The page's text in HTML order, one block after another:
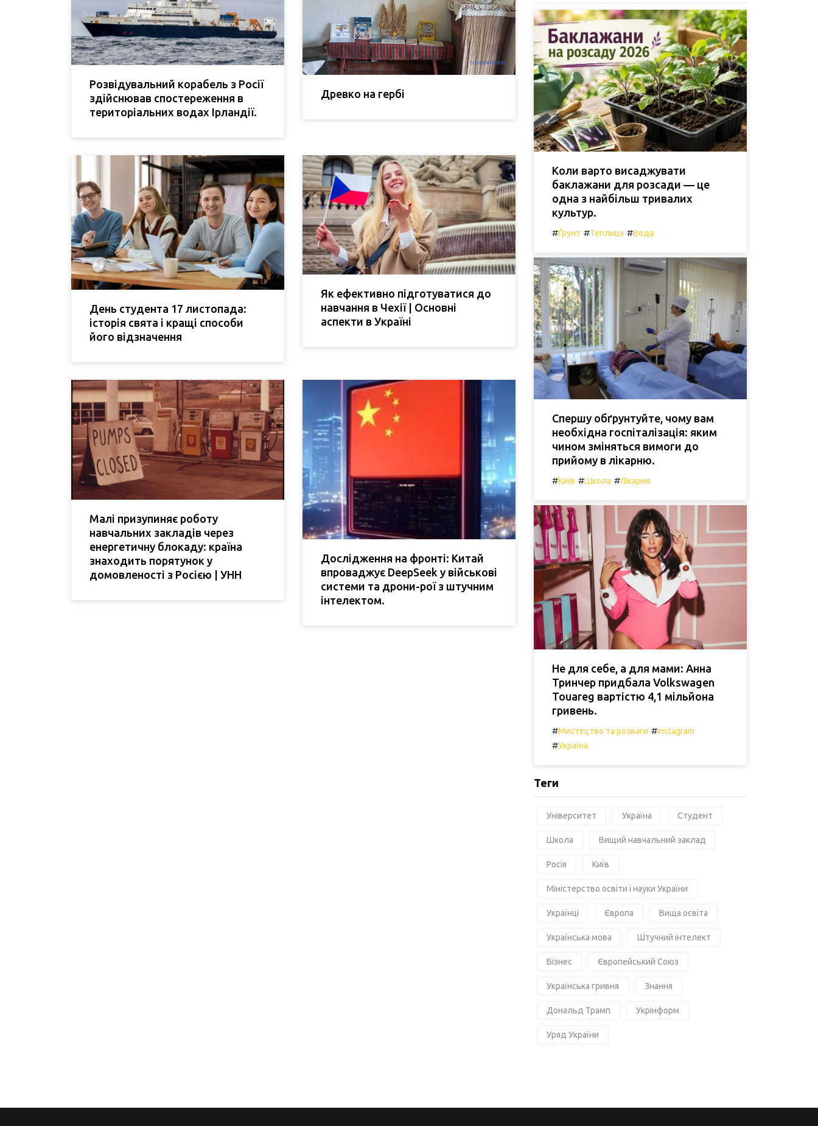
Розвідувальний корабель з Росії
здійснював спостереження в
територіальних водах Ірландії.
Древко на гербі
День студента 17 листопада:
історія свята і кращі способи
його відзначення
Як ефективно підготуватися до
навчання в Чехії | Основні
аспекти в Україні
Малі призупиняє роботу
навчальних закладів через
енергетичну блокаду: країна
знаходить порятунок у
домовленості з Росією | УНН
Дослідження на фронті: Китай
впроваджує DeepSeek у військові
системи та дрони-рої з штучним
інтелектом.
Коли варто висаджувати
баклажани для розсади — це
одна з найбільш тривалих
культур.
#Ґрунт #Теплиця #Вода
Спершу обґрунтуйте, чому вам
необхідна госпіталізація: яким
чином зміняться вимоги до
прийому в лікарню.
#Київ #Школа #Лікарня
Не для себе, а для мами: Анна
Тринчер придбала Volkswagen
Touareg вартістю 4,1 мільйона
гривень.
#Мистецтво та розваги #Instagram
#Україна
Теги
Університет Україна Студент
Школа Вищий навчальний заклад
Росія Київ
Міністерство освіти і науки України
Українці Європа Вища освіта
Українська мова Штучний інтелект
Бізнес Європейський Союз
Українська гривня Знання
Дональд Трамп Укрінформ
Уряд України